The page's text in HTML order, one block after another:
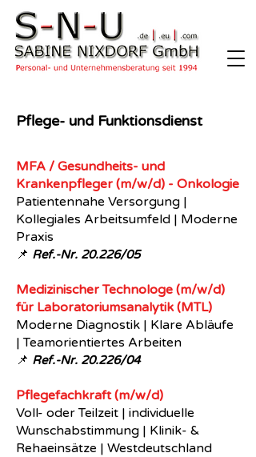
Pflege- und Funktionsdienst
MFA / Gesundheits- und
Krankenpfleger (m/w/d) - Onkologie
Patientennahe Versorgung |
Kollegiales Arbeitsumfeld | Moderne
Praxis
📌 Ref.-Nr. 20.226/05
Medizinischer Technologe (m/w/d)
für Laboratoriumsanalytik (MTL)
​Moderne Diagnostik | Klare Abläufe
| Teamorientiertes Arbeiten
📌 Ref.-Nr. 20.226/04
​Pflegefachkraft (m/w/d)
Voll- oder Teilzeit | individuelle
Wunschabstimmung | Klinik- &
Rehaeinsätze | Westdeutschland